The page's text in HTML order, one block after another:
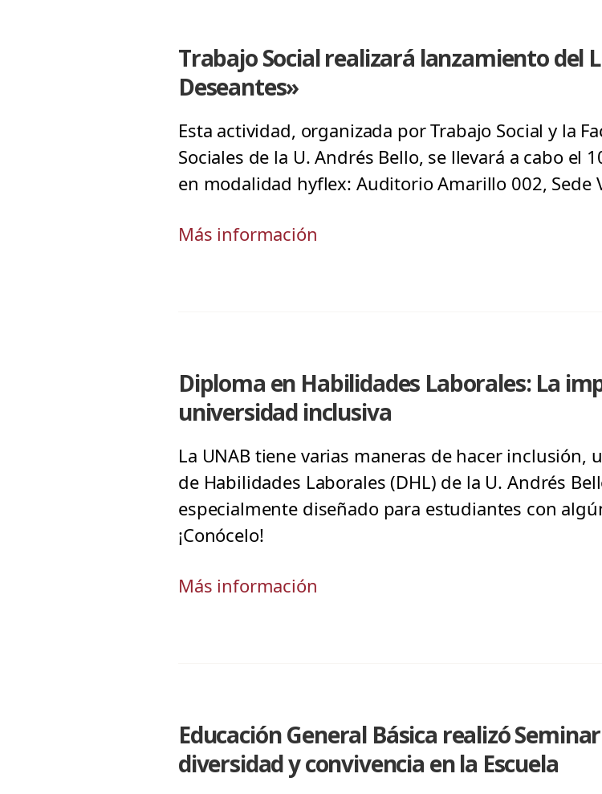
Trabajo Social realizará lanzamiento del
Deseantes»
Esta actividad, organizada por Trabajo Social y la
Sociales de la U. Andrés Bello, se llevará a cabo el
en modalidad hyflex: Auditorio Amarillo 002, Sede
Más información
Diploma en Habilidades Laborales: La
universidad inclusiva
La UNAB tiene varias maneras de hacer inclusión,
de Habilidades Laborales (DHL) de la U. Andrés
especialmente diseñado para estudiantes con
¡Conócelo!
Más información
Educación General Básica realizó
diversidad y convivencia en la Escuela